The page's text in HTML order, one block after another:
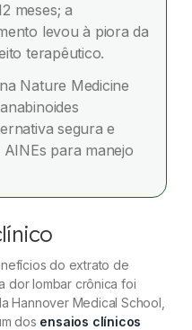
meses; a
levou à piora da
terapêutico.
Nature Medicine
segura e
para manejo
do extrato de
dor lombar crônica foi
Hannover Medical School,
dos ensaios clínicos